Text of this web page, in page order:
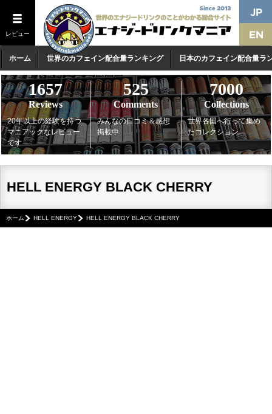
レビュー
ホーム 世界のカフェイン配合量ランキング 日本のカフェイン配合量ラ
1657
Reviews
20年以上の経験を持つ
マニアックなレビュー
です
525
Comments
みんなの口コミ＆感想
掲載中
7000
Collections
世界各国へ行って集め
たコレクション
HELL ENERGY BLACK CHERRY
ホーム HELL ENERGY HELL ENERGY BLACK CHERRY